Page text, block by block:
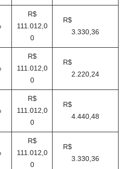
R$
111.012,0
0
R$
3.330,36
R$
111.012,0
0
R$
2.220,24
R$
111.012,0
0
R$
4.440,48
R$
111.012,0
0
R$
3.330,36